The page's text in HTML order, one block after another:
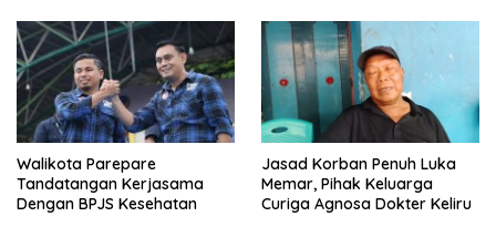
Walikota Parepare
Tandatangan Kerjasama
Dengan BPJS Kesehatan
Jasad Korban Penuh Luka
Memar, Pihak Keluarga
Curiga Agnosa Dokter Keliru